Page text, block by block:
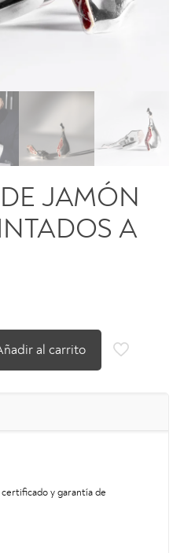
JAMÓN
A
al carrito
y garantía de